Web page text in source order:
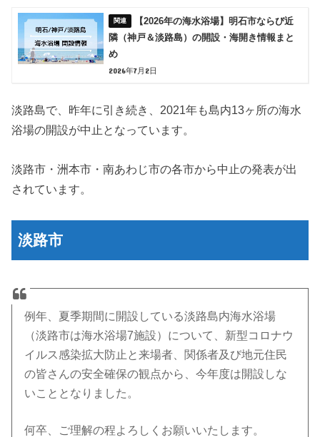
【2026年の海水浴場】明石市ならび近
隣（神戸＆淡路島）の開設・海開き情報まと
め
2026年7月2日
淡路島で、昨年に引き続き、2021年も島内13ヶ所の海水
浴場の開設が中止となっています。
淡路市・洲本市・南あわじ市の各市から中止の発表が出
されています。
淡路市
例年、夏季期間に開設している淡路島内海水浴場
（淡路市は海水浴場7施設）について、新型コロナウ
イルス感染拡大防止と来場者、関係者及び地元住民
の皆さんの安全確保の観点から、今年度は開設しな
いこととなりました。
何卒、ご理解の程よろしくお願いいたします。